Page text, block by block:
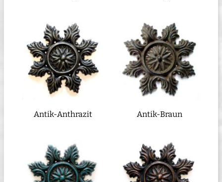
Antik-Anthrazit Antik-Braun